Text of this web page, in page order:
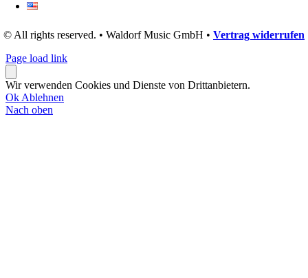
© All rights reserved. • Waldorf Music GmbH • Vertrag widerrufen
Page load link
Wir verwenden Cookies und Dienste von Drittanbietern.
Ok Ablehnen
Nach oben